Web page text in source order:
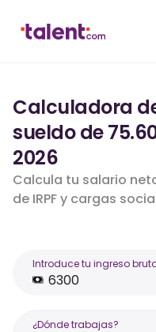
Calculadora
sueldo de
2026
Calcula tu salario
de IRPF y cargas
Introduce tu ingreso
¿Dónde trabajas?